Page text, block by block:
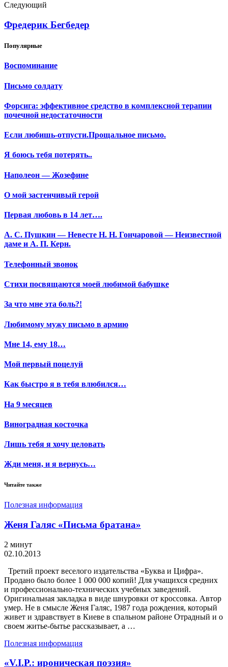
Следующий
Фредерик Бегбедер
Популярные
Воспоминание
Письмо солдату
Форсига: эффективное средство в комплексной терапии
почечной недостаточности
Если любишь-отпусти.Прощальное письмо.
Я боюсь тебя потерять..
Наполеон — Жозефине
О мой застенчивый герой
Первая любовь в 14 лет….
А. С. Пушкин — Невесте Н. Н. Гончаровой — Неизвестной
даме и А. П. Керн.
Телефонный звонок
Стихи посвящаются моей любимой бабушке
За что мне эта боль?!
Любимому мужу письмо в армию
Мне 14, ему 18…
Мой первый поцелуй
Как быстро я в тебя влюбился…
На 9 месяцев
Виноградная косточка
Лишь тебя я хочу целовать
Жди меня, и я вернусь…
Читайте также
Полезная информация
Женя Галяс «Письма братана»
2 минут
02.10.2013
Третий проект веселого издательства «Буква и Цифра».
Продано было более 1 000 000 копий! Для учащихся средних
и профессионально-технических учебных заведений.
Оригинальная закладка в виде шнуровки от кроссовка. Автор
умер. Не в смысле Женя Галяс, 1987 года рождения, который
живет и здравствует в Киеве в спальном районе Отрадный и о
своем житье-бытье рассказывает, а …
Полезная информация
«V.I.P.: ироническая поэзия»